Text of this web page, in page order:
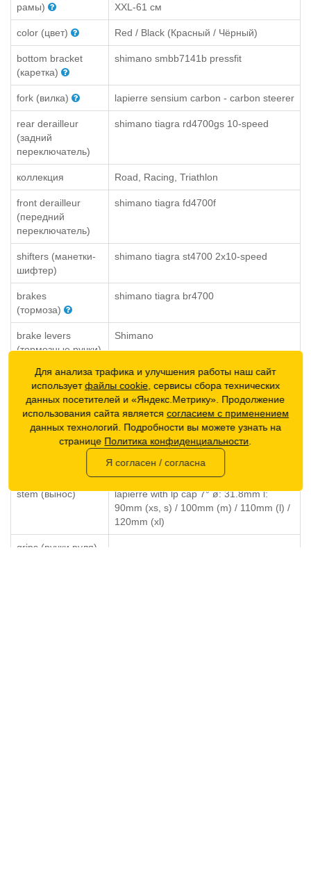
рамы)
XXL-61 см
color (цвет) Red / Black (Красный / Чёрный)
bottom bracket
(каретка)
shimano smbb7141b pressfit
fork (вилка) lapierre sensium carbon - carbon steerer
rear derailleur
(задний
переключатель)
shimano tiagra rd4700gs 10-speed
коллекция Road, Racing, Triathlon
front derailleur
(передний
переключатель)
shimano tiagra fd4700f
shifters (манетки-
шифтер)
shimano tiagra st4700 2x10-speed
brakes
(тормоза)
shimano tiagra br4700
brake levers
(тормозные ручки)
Shimano
saddle (седло) selle italia x1
seatpost
(подседельный
штырь)
lapierre sp-3d1 ø: 31.6mm l: 350mm
handlebar (руль)
lapierre hb-cr12 40mm (xs) / 42mm (s,
m, l) / 44mm (xl)
stem (вынос)
lapierre with lp cap 7° ø: 31.8mm l:
90mm (xs, s) / 100mm (m) / 110mm (l) /
120mm (xl)
grips (ручки руля)
Для анализа трафика и улучшения работы наш сайт
используетфайлы cookie , сервисы сбора технических
данных посетителей и «Яндекс.Метрику». Продолжение
использования сайта является согласием с применением
данных технологий. Подробности вы можете узнать на
странице Политика конфиденциальности
Я согласен / согласна